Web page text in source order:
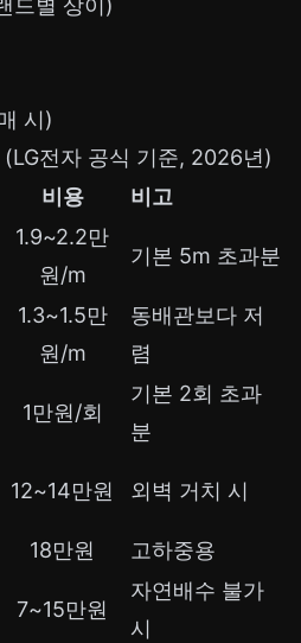
드별 상이)
시)
전자 공식 기준, 2026년)
비용 비고
1.9~2.2만
원/m
기본 5m 초과분
1.3~1.5만
원/m
동배관보다 저
렴
1만원/회
기본 2회 초과
분
12~14만원 외벽 거치 시
18만원 고하중용
7~15만원
자연배수 불가
시